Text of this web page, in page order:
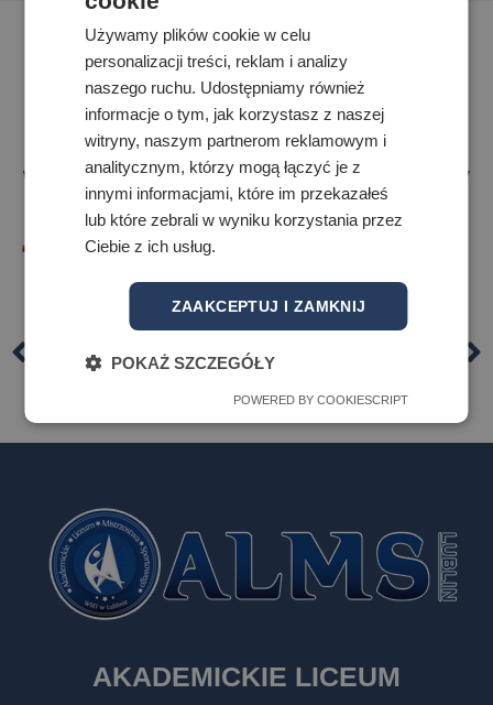
Dyrektora Akademickiego Liceum Mistrzostwa
Sportowego w Lublinie
z dnia 08 października 2020 r.
w sprawie wprowadzenia dodatkowych procedur ochrony
uczniów i pracowników placówki przed Covid-19
Zarządzenie nr 2/2020/21
Ogólnopolska Olimpiada Młodzieży w zapasach
AKADEMICKIE LICEUM
Używamy plików cookie w celu
personalizacji treści, reklam i analizy
naszego ruchu. Udostępniamy również
informacje o tym, jak korzystasz z naszej
witryny, naszym partnerom reklamowym i
analitycznym, którzy mogą łączyć je z
innymi informacjami, które im przekazałeś
lub które zebrali w wyniku korzystania przez
Ciebie z ich usług.
ZAAKCEPTUJ I ZAMKNIJ
POKAŻ SZCZEGÓŁY
POWERED BY COOKIESCRIPT